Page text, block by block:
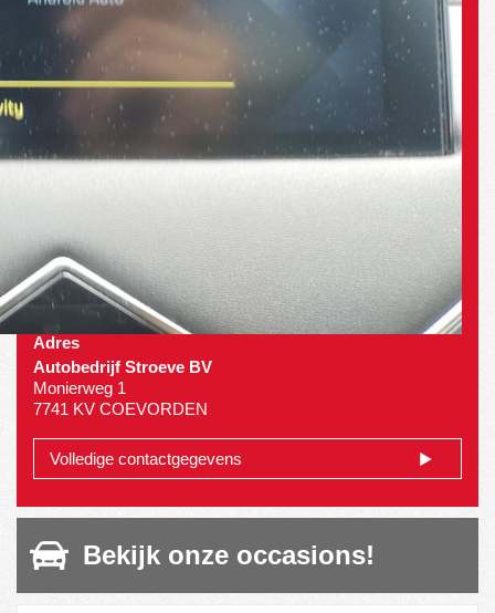
Adres
Autobedrijf Stroeve BV
Monierweg 1
7741 KV COEVORDEN
Volledige contactgegevens
Bekijk onze occasions!